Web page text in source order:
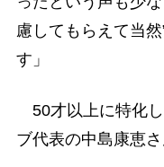
慮してもらえて当
す」
50才以上に特化
ブ代表の中島康恵さ